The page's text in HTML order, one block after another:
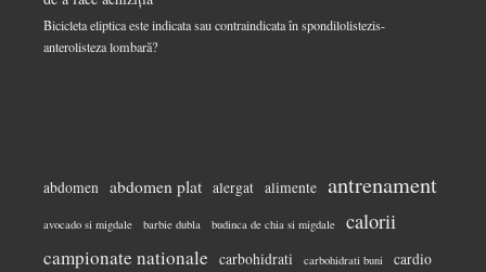
Bicicleta eliptica este indicata sau contraindicata în spondilolistezis-
anterolisteza lombară?
abdomen abdomen plat alergat alimente antrenament
avocado si migdale barbie dubla budinca de chia si migdale calorii
campionate nationale carbohidrati carbohidrati buni cardio